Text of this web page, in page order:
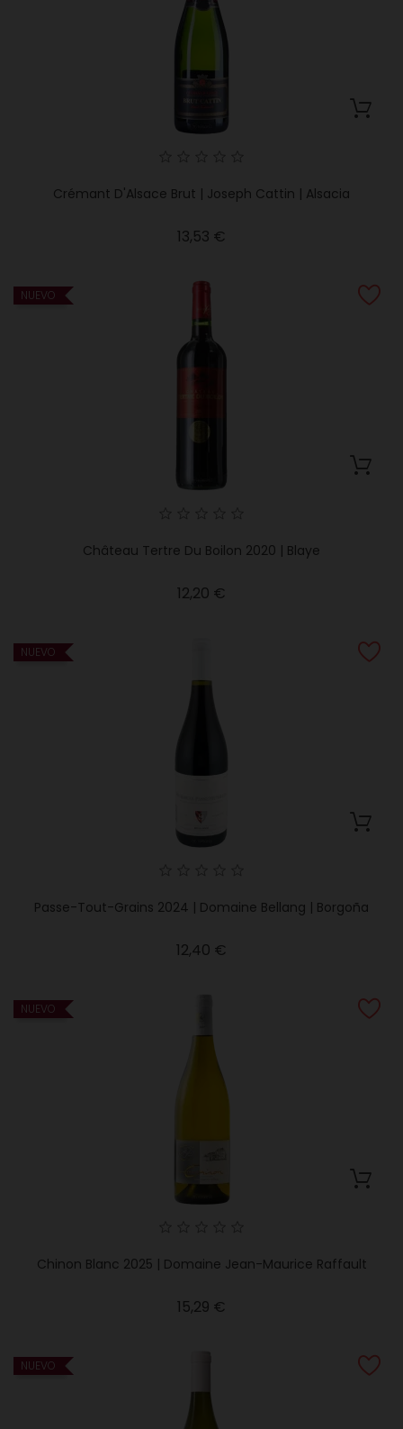
Crémant D'Alsace Brut | Joseph Cattin | Alsacia
13,53 €
NUEVO
Château Tertre Du Boilon 2020 | Blaye
12,20 €
NUEVO
Passe-Tout-Grains 2024 | Domaine Bellang | Borgoña
12,40 €
NUEVO
Chinon Blanc 2025 | Domaine Jean-Maurice Raffault
15,29 €
NUEVO